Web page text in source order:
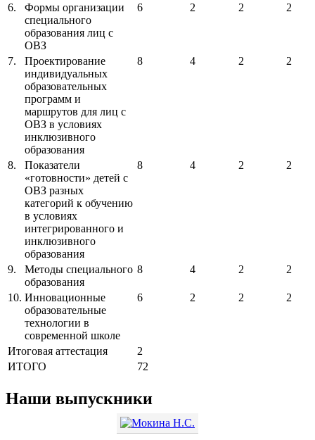
6.
Формы организации
специального
образования лиц с
ОВЗ
6 2 2 2
7.
Проектирование
индивидуальных
образовательных
программ и
маршрутов для лиц с
ОВЗ в условиях
инклюзивного
образования
8 4 2 2
8.
Показатели
«готовности» детей с
ОВЗ разных
категорий к обучению
в условиях
интегрированного и
инклюзивного
образования
8 4 2 2
9.
Методы специального
образования
8 4 2 2
10. Инновационные
образовательные
технологии в
современной школе
6 2 2 2
Итоговая аттестация
2
ИТОГО
72
Наши выпускники